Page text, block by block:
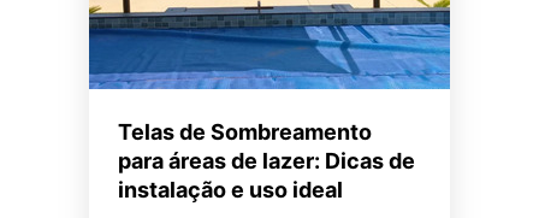
Telas de Sombreamento
para áreas de lazer: Dicas de
instalação e uso ideal